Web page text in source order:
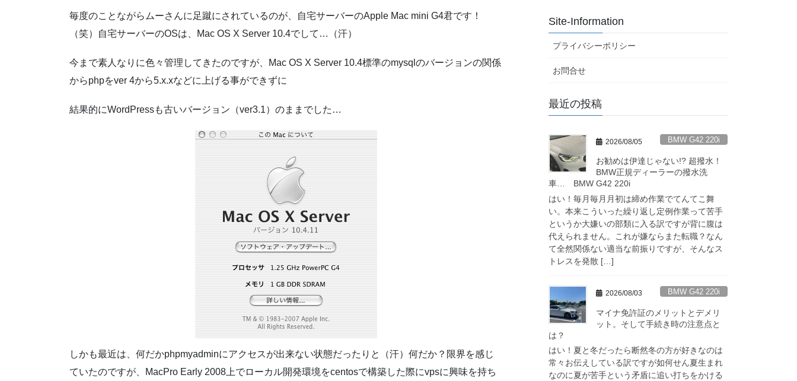
毎度のことながらムーさんに足蹴にされているのが、自宅サーバーのApple Mac mini G4君です！
（笑）自宅サーバーのOSは、Mac OS X Server 10.4でして…（汗）
今まで素人なりに色々管理してきたのですが、Mac OS X Server 10.4標準のmysqlのバージョンの関係
からphpをver 4から5.x.xなどに上げる事ができずに
結果的にWordPressも古いバージョン（ver3.1）のままでした…
しかも最近は、何だかphpmyadminにアクセスが出来ない状態だったりと（汗）何だか？限界を感じ
ていたのですが、MacPro Early 2008上でローカル開発環境をcentosで構築した際にvpsに興味を持ち
Site-Information
プライバシーポリシー
お問合せ
最近の投稿
2026/08/05 BMW G42 220i
お勧めは伊達じゃない!? 超撥水！
BMW正規ディーラーの撥水洗
車… BMW G42 220i
はい！毎月毎月月初は締め作業でてんてこ舞
い。本来こういった繰り返し定例作業って苦手
というか大嫌いの部類に入る訳ですが背に腹は
代えられません。これが嫌ならまた転職？なん
て全然関係ない適当な前振りですが、そんなス
トレスを発散 […]
2026/08/03 BMW G42 220i
マイナ免許証のメリットとデメリ
ット。そして手続き時の注意点と
は？
はい！夏と冬だったら断然冬の方が好きなのは
常々お伝えしている訳ですが如何せん夏生まれ
なのに夏が苦手という矛盾に追い打ちをかける